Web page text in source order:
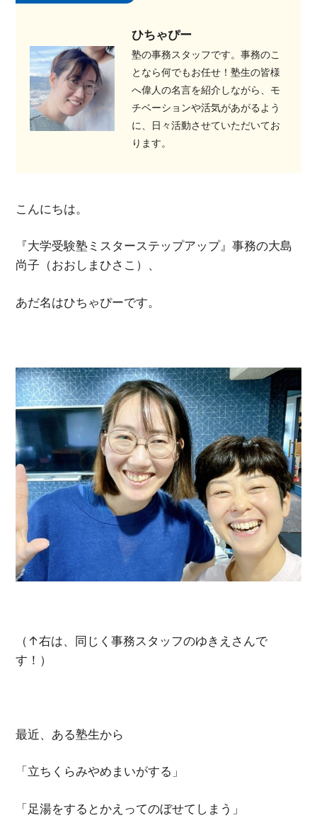
ひちゃぴー
塾の事務スタッフです。事務のこ
となら何でもお任せ！塾生の皆様
へ偉人の名言を紹介しながら、モ
チベーションや活気があがるよう
に、日々活動させていただいてお
ります。
こんにちは。
『大学受験塾ミスターステップアップ』事務の大島
尚子（おおしまひさこ）、
あだ名はひちゃぴーです。
（↑右は、同じく事務スタッフのゆきえさんで
す！）
最近、ある塾生から
「立ちくらみやめまいがする」
「足湯をするとかえってのぼせてしまう」